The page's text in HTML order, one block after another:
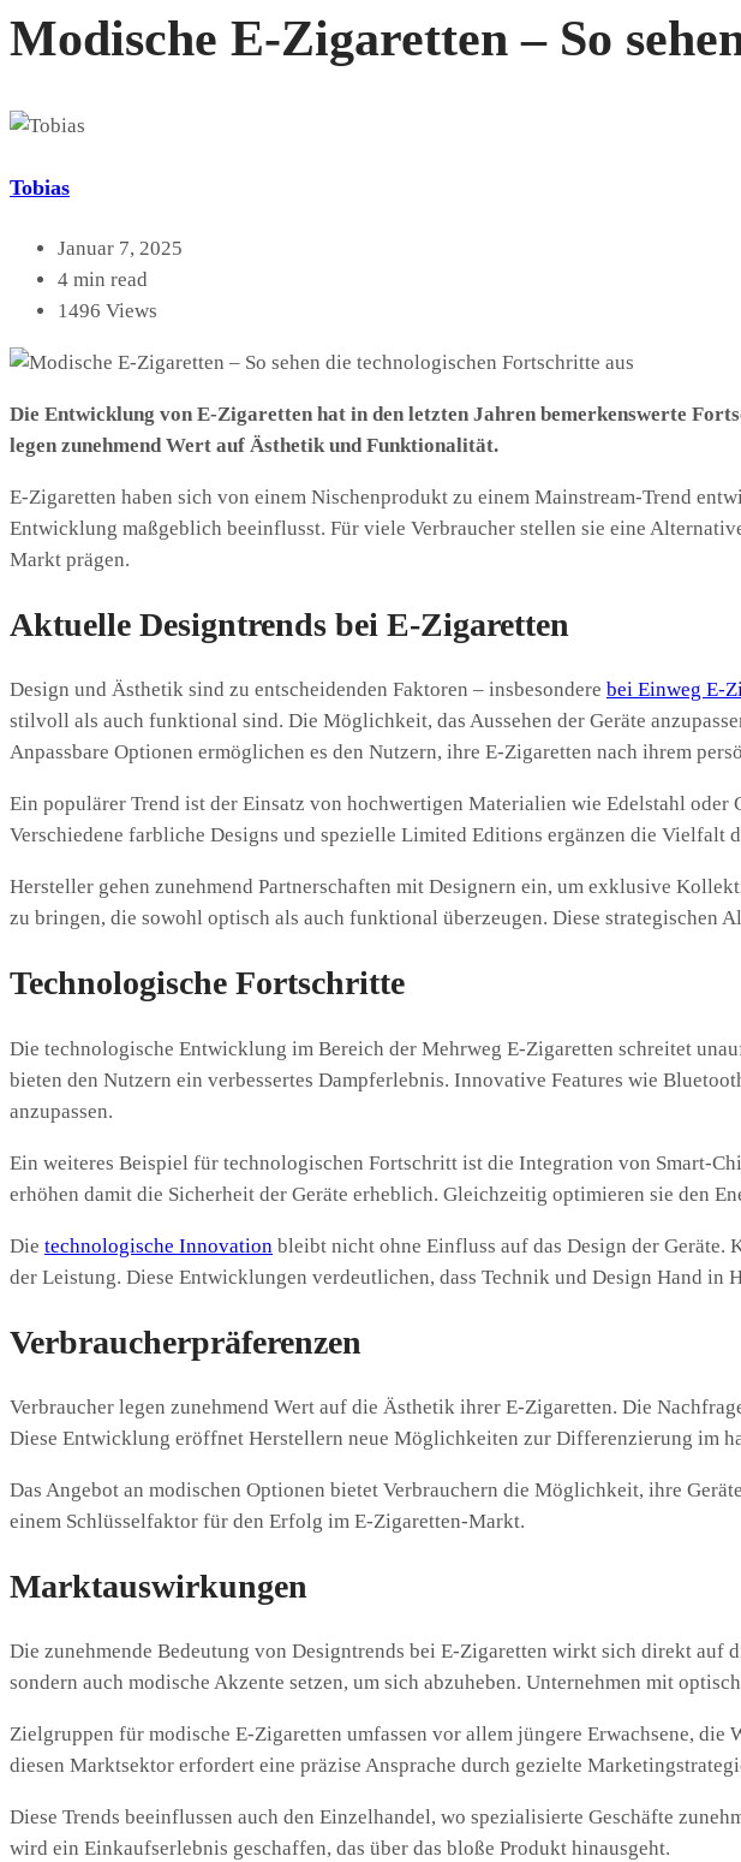
Modische E-Zigaretten – So
Tobias
Januar 7, 2025
4 min read
1496 Views
Die Entwicklung von E-Zigaretten hat in den letzten Jahren bemerkenswerte
legen zunehmend Wert auf Ästhetik und Funktionalität.
E-Zigaretten haben sich von einem Nischenprodukt zu einem Mainstream-Trend
Entwicklung maßgeblich beeinflusst. Für viele Verbraucher stellen sie eine
Markt prägen.
Aktuelle Designtrends bei E-Zigaretten
Design und Ästhetik sind zu entscheidenden Faktoren – insbesondere bei Einweg E-
stilvoll als auch funktional sind. Die Möglichkeit, das Aussehen der Geräte
Anpassbare Optionen ermöglichen es den Nutzern, ihre E-Zigaretten nach ihrem
Ein populärer Trend ist der Einsatz von hochwertigen Materialien wie Edelstahl
Verschiedene farbliche Designs und spezielle Limited Editions ergänzen die Vielfalt
Hersteller gehen zunehmend Partnerschaften mit Designern ein, um exklusive
zu bringen, die sowohl optisch als auch funktional überzeugen. Diese strategischen
Technologische Fortschritte
Die technologische Entwicklung im Bereich der Mehrweg E-Zigaretten schreitet
bieten den Nutzern ein verbessertes Dampferlebnis. Innovative Features wie
anzupassen.
Ein weiteres Beispiel für technologischen Fortschritt ist die Integration von Smart-
erhöhen damit die Sicherheit der Geräte erheblich. Gleichzeitig optimieren sie den
Die technologische Innovation bleibt nicht ohne Einfluss auf das Design der Geräte.
der Leistung. Diese Entwicklungen verdeutlichen, dass Technik und Design Hand in
Verbraucherpräferenzen
Verbraucher legen zunehmend Wert auf die Ästhetik ihrer E-Zigaretten. Die
Diese Entwicklung eröffnet Herstellern neue Möglichkeiten zur Differenzierung im
Das Angebot an modischen Optionen bietet Verbrauchern die Möglichkeit, ihre
einem Schlüsselfaktor für den Erfolg im E-Zigaretten-Markt.
Marktauswirkungen
Die zunehmende Bedeutung von Designtrends bei E-Zigaretten wirkt sich direkt
sondern auch modische Akzente setzen, um sich abzuheben. Unternehmen mit
Zielgruppen für modische E-Zigaretten umfassen vor allem jüngere Erwachsene,
diesen Marktsektor erfordert eine präzise Ansprache durch gezielte
Diese Trends beeinflussen auch den Einzelhandel, wo spezialisierte Geschäfte
wird ein Einkaufserlebnis geschaffen, das über das bloße Produkt hinausgeht.